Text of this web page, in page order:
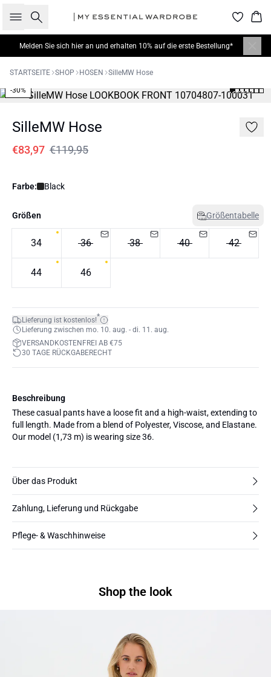
Suche
Melden Sie sich hieran und erhalten 10% auf die erste Bestellung*
STARTSEITE SHOP HOSEN SilleMW Hose
-30%
SilleMW Hose
€83,97 €119,95
Farbe: Black
Größen Größentabelle
34 36 38 40 42
44 46
Lieferung ist kostenlos!*
Lieferung zwischen mo. 10. aug. - di. 11. aug.
VERSANDKOSTENFREI AB €75
30 TAGE RÜCKGABERECHT
Beschreibung
These casual pants have a loose fit and a high-waist, extending to
full length. Made from a blend of Polyester, Viscose, and Elastane.
Our model (1,73 m) is wearing size 36.
Über das Produkt
Zahlung, Lieferung und Rückgabe
Pflege- & Waschhinweise
Shop the look